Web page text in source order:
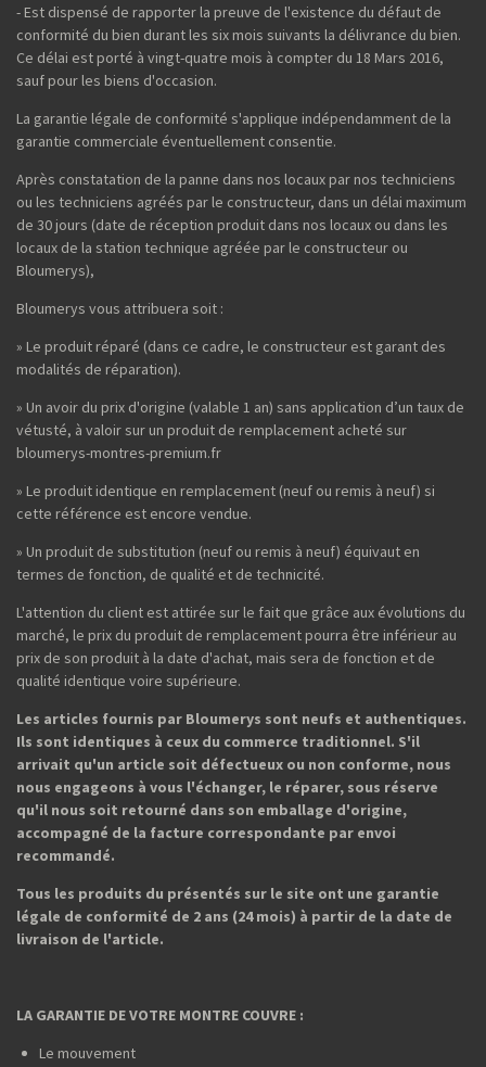
- Est dispensé de rapporter la preuve de l'existence du défaut de
conformité du bien durant les six mois suivants la délivrance du bien.
Ce délai est porté à vingt-quatre mois à compter du 18 Mars 2016,
sauf pour les biens d'occasion.
La garantie légale de conformité s'applique indépendamment de la
garantie commerciale éventuellement consentie.
Après constatation de la panne dans nos locaux par nos techniciens
ou les techniciens agréés par le constructeur, dans un délai maximum
de 30 jours (date de réception produit dans nos locaux ou dans les
locaux de la station technique agréée par le constructeur ou
Bloumerys),
Bloumerys vous attribuera soit :
» Le produit réparé (dans ce cadre, le constructeur est garant des
modalités de réparation).
» Un avoir du prix d'origine (valable 1 an) sans application d’un taux de
vétusté, à valoir sur un produit de remplacement acheté sur
bloumerys-montres-premium.fr
» Le produit identique en remplacement (neuf ou remis à neuf) si
cette référence est encore vendue.
» Un produit de substitution (neuf ou remis à neuf) équivaut en
termes de fonction, de qualité et de technicité.
L'attention du client est attirée sur le fait que grâce aux évolutions du
marché, le prix du produit de remplacement pourra être inférieur au
prix de son produit à la date d'achat, mais sera de fonction et de
qualité identique voire supérieure.
Les articles fournis par Bloumerys sont neufs et authentiques.
Ils sont identiques à ceux du commerce traditionnel. S'il
arrivait qu'un article soit défectueux ou non conforme, nous
nous engageons à vous l'échanger, le réparer, sous réserve
qu'il nous soit retourné dans son emballage d'origine,
accompagné de la facture correspondante par envoi
recommandé.
Tous les produits du présentés sur le site ont une garantie
légale de conformité de 2 ans (24 mois) à partir de la date de
livraison de l'article.
LA GARANTIE DE VOTRE MONTRE COUVRE :
Le mouvement